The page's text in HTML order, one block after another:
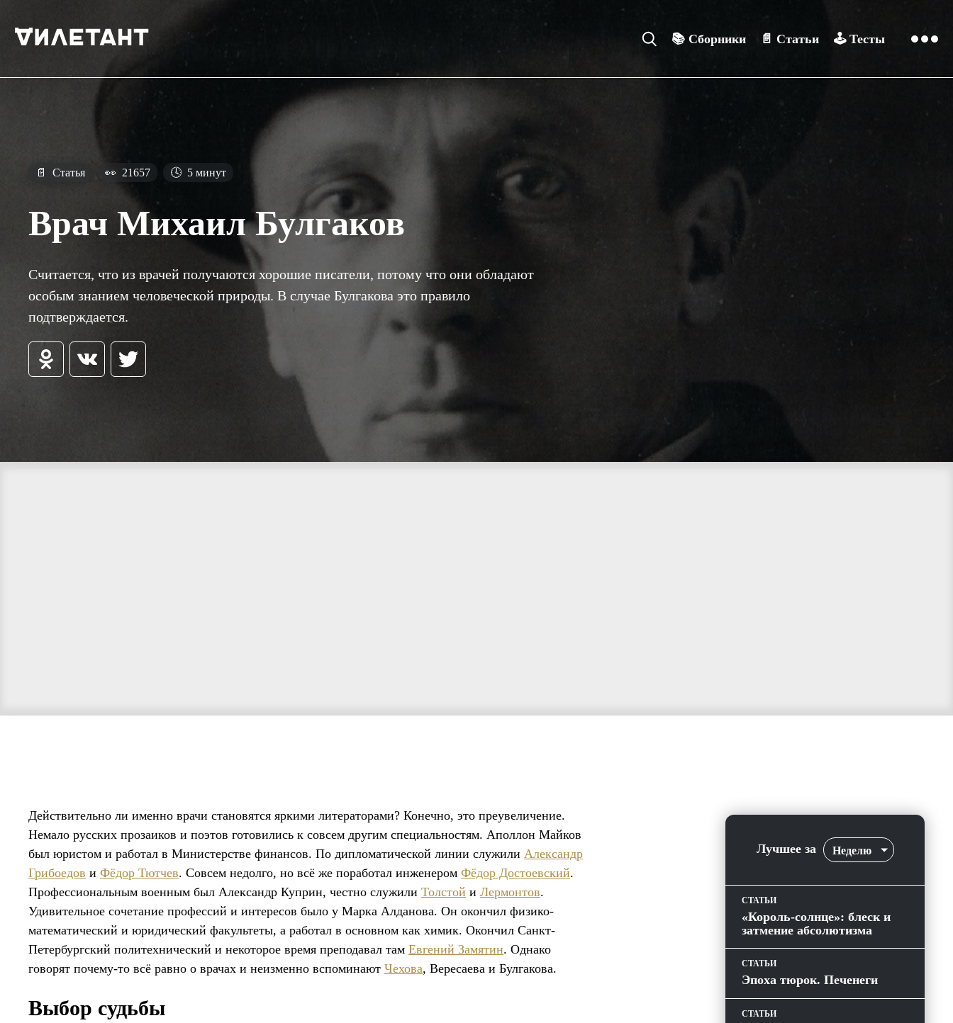
📚 Сборники 📄 Статьи 🕹️ Тесты
📄 Статья 👀 21657 🕓 5 минут
Врач Михаил Булгаков
Считается, что из врачей получаются хорошие писатели, потому что они обладают
особым знанием человеческой природы. В случае Булгакова это правило
подтверждается.
Действительно ли именно врачи становятся яркими литераторами? Конечно, это преувеличение.
Немало русских прозаиков и поэтов готовились к совсем другим специальностям. Аполлон Майков
был юристом и работал в Министерстве финансов. По дипломатической линии служили Александр
Грибоедов и Фёдор Тютчев. Совсем недолго, но всё же поработал инженером Фёдор Достоевский.
Профессиональным военным был Александр Куприн, честно служили Толстой и Лермонтов.
Удивительное сочетание профессий и интересов было у Марка Алданова. Он окончил физико-
математический и юридический факультеты, а работал в основном как химик. Окончил Санкт-
Петербургский политехнический и некоторое время преподавал там Евгений Замятин. Однако
говорят почему-то всё равно о врачах и неизменно вспоминают Чехова, Вересаева и Булгакова.
Выбор судьбы
Лучшее за Неделю
СТАТЬИ
«Король-солнце»: блеск и
затмение абсолютизма
СТАТЬИ
Эпоха тюрок. Печенеги
СТАТЬИ